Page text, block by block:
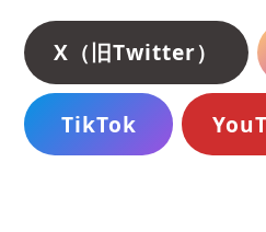
X（旧Twitter）
TikTok